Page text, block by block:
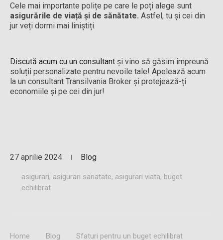
Cele mai importante polițe pe care le poți alege sunt
asigurările de viață și de sănătate. Astfel, tu și cei din
jur veți dormi mai liniștiți.
Discută acum cu un consultant și vino să găsim împreună
soluții personalizate pentru nevoile tale! Apelează acum
la un consultant Transilvania Broker și protejează-ți
economiile și pe cei din jur!
27 aprilie 2024 Blog
asigurari, asigurari sanatate, asigurari viata, buget
echilibrat
Home Blog Sfaturi pentru un buget echilibrat